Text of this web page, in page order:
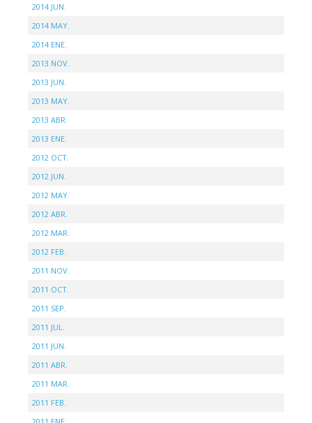
2014 JUN.
2014 MAY.
2014 ENE.
2013 NOV.
2013 JUN.
2013 MAY.
2013 ABR.
2013 ENE.
2012 OCT.
2012 JUN.
2012 MAY.
2012 ABR.
2012 MAR.
2012 FEB.
2011 NOV.
2011 OCT.
2011 SEP.
2011 JUL.
2011 JUN.
2011 ABR.
2011 MAR.
2011 FEB.